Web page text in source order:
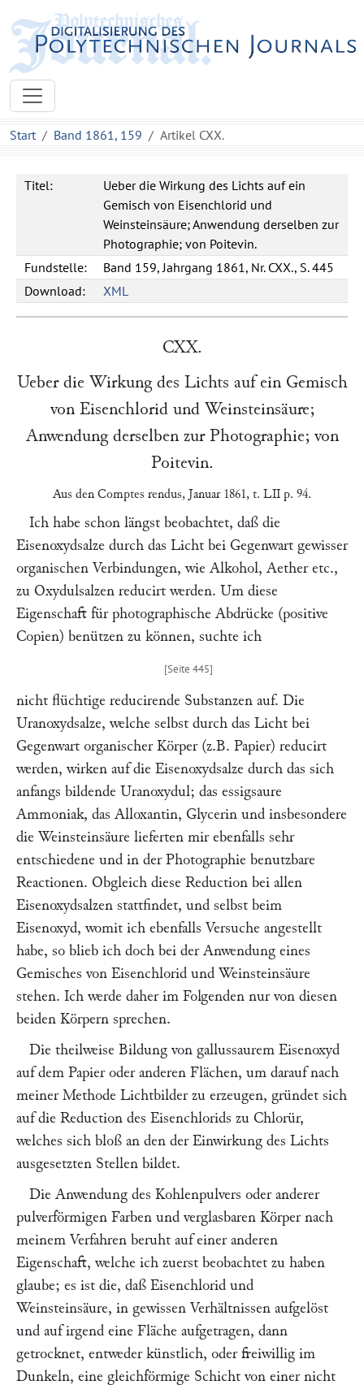
Start Band 1861, 159 Artikel CXX.
Titel:
Ueber die Wirkung des Lichts auf ein
Gemisch von Eisenchlorid und
Weinsteinsäure; Anwendung derselben zur
Photographie; von Poitevin.
Fundstelle:
Band 159, Jahrgang 1861, Nr. CXX., S. 445
Download:
XML
CXX.
Ueber die Wirkung des Lichts auf ein Gemisch
von Eisenchlorid und Weinsteinsäure;
Anwendung derselben zur Photographie; von
Poitevin.
Aus den Comptes rendus, Januar 1861, t. LII p. 94.
Ich habe schon längst beobachtet, daß die
Eisenoxydsalze durch das Licht bei Gegenwart gewisser
organischen Verbindungen, wie Alkohol, Aether etc.,
zu Oxydulsalzen reducirt werden. Um diese
Eigenschaft für photographische Abdrücke (positive
Copien) benützen zu können, suchte ich
nicht flüchtige reducirende Substanzen auf. Die
Uranoxydsalze, welche selbst durch das Licht bei
Gegenwart organischer Körper (z.B. Papier) reducirt
werden, wirken auf die Eisenoxydsalze durch das sich
anfangs bildende Uranoxydul; das essigsaure
Ammoniak, das Alloxantin, Glycerin und insbesondere
die Weinsteinsäure lieferten mir ebenfalls sehr
entschiedene und in der Photographie benutzbare
Reactionen. Obgleich diese Reduction bei allen
Eisenoxydsalzen stattfindet, und selbst beim
Eisenoxyd, womit ich ebenfalls Versuche angestellt
habe, so blieb ich doch bei der Anwendung eines
Gemisches von Eisenchlorid und Weinsteinsäure
stehen. Ich werde daher im Folgenden nur von diesen
beiden Körpern sprechen.
Die theilweise Bildung von gallussaurem Eisenoxyd
auf dem Papier oder anderen Flächen, um darauf nach
meiner Methode Lichtbilder zu erzeugen, gründet sich
auf die Reduction des Eisenchlorids zu Chlorür,
welches sich bloß an den der Einwirkung des Lichts
ausgesetzten Stellen bildet.
Die Anwendung des Kohlenpulvers oder anderer
pulverförmigen Farben und verglasbaren Körper nach
meinem Verfahren beruht auf einer anderen
Eigenschaft, welche ich zuerst beobachtet zu haben
glaube; es ist die, daß Eisenchlorid und
Weinsteinsäure, in gewissen Verhältnissen aufgelöst
und auf irgend eine Fläche aufgetragen, dann
getrocknet, entweder künstlich, oder freiwillig im
Dunkeln, eine gleichförmige Schicht von einer nicht